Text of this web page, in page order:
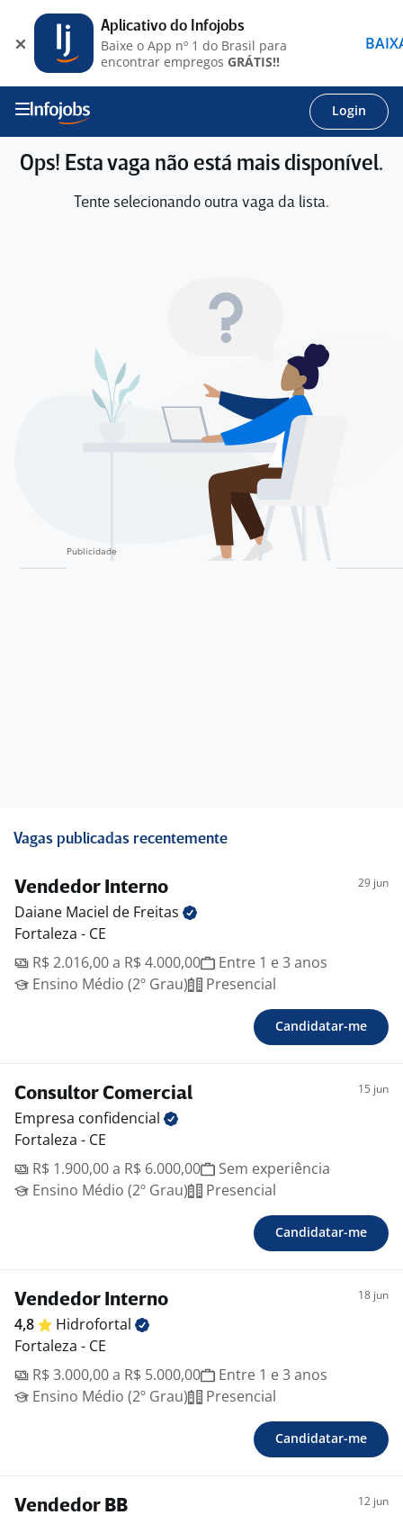
Login
Ops! Esta vaga não está mais disponível.
Tente selecionando outra vaga da lista.
Vagas publicadas recentemente
Vendedor Interno 29 jun
Daiane Maciel de Freitas
Fortaleza - CE
R$ 2.016,00 a R$ 4.000,00
Entre 1 e 3 anos
Ensino Médio (2º Grau)
Presencial
Candidatar-me
Consultor Comercial 15 jun
Empresa confidencial
Fortaleza - CE
R$ 1.900,00 a R$ 6.000,00
Sem experiência
Ensino Médio (2º Grau)
Presencial
Candidatar-me
Vendedor Interno 18 jun
4,8
Hidrofortal
Fortaleza - CE
R$ 3.000,00 a R$ 5.000,00
Entre 1 e 3 anos
Ensino Médio (2º Grau)
Presencial
Candidatar-me
Vendedor BB 12 jun
Aplicativo do Infojobs
Baixe o App nº 1 do Brasil para
encontrar empregos GRÁTIS!!